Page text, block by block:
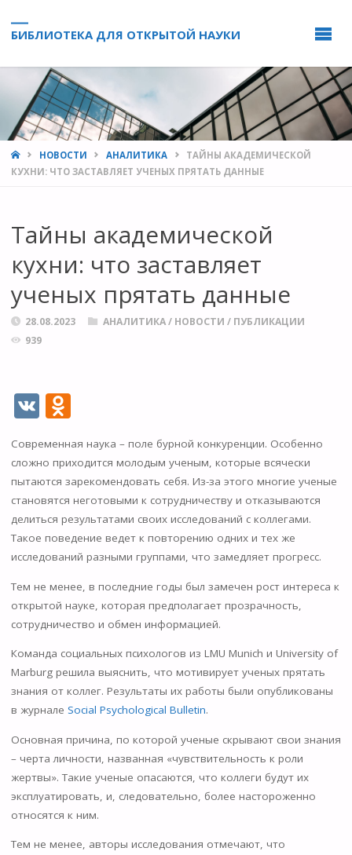
БИБЛИОТЕКА ДЛЯ ОТКРЫТОЙ НАУКИ
HOMEНОВОСТИ АНАЛИТИКА
ТАЙНЫ АКАДЕМИЧЕСКОЙ
КУХНИ: ЧТО ЗАСТАВЛЯЕТ УЧЕНЫХ ПРЯТАТЬ ДАННЫЕ
Тайны академической
кухни: что заставляет
ученых прятать данные
28.08.2023 АНАЛИТИКА/ НОВОСТИ / ПУБЛИКАЦИИ
939
V O
n
o
kl
as
s
ni
ki
Современная наука – поле бурной конкуренции. Особенно
сложно приходится молодым ученым, которые всячески
пытаются зарекомендовать себя. Из-за этого многие ученые
становятся неготовыми к сотрудничеству и отказываются
делиться результатами своих исследований с коллегами.
Такое поведение ведет к повторению одних и тех же
исследований разными группами, что замедляет прогресс.
Тем не менее, в последние годы был замечен рост интереса к
открытой науке, которая предполагает прозрачность,
сотрудничество и обмен информацией.
Команда социальных психологов из LMU Munich и University of
Marburg решила выяснить, что мотивирует ученых прятать
знания от коллег. Результаты их работы были опубликованы
в журнале Social Psychological Bulletin.
Основная причина, по которой ученые скрывают свои знания
– черта личности, названная «чувствительность к роли
жертвы». Такие ученые опасаются, что коллеги будут их
эксплуатировать, и, следовательно, более настороженно
относятся к ним.
Тем не менее, авторы исследования отмечают, что